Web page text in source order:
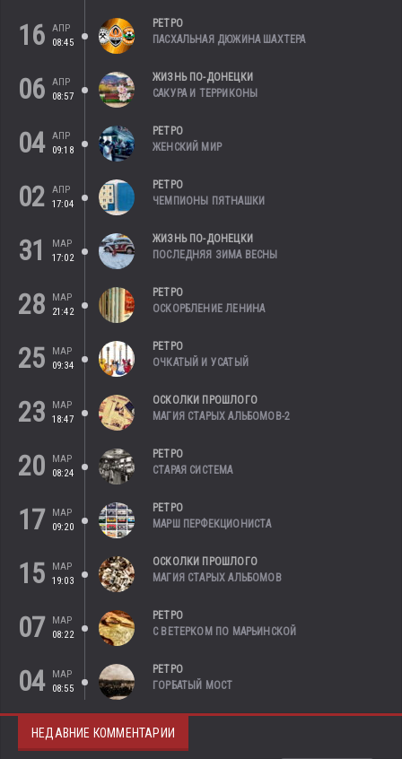
16
АПР
08:45
РЕТРО
ПАСХАЛЬНАЯ ДЮЖИНА ШАХТЕРА
06
АПР
08:57
ЖИЗНЬ ПО-ДОНЕЦКИ
САКУРА И ТЕРРИКОНЫ
04 АПР
09:18
РЕТРО
ЖЕНСКИЙ МИР
02
АПР
17:04
РЕТРО
ЧЕМПИОНЫ ПЯТНАШКИ
31
МАР
17:02
ЖИЗНЬ ПО-ДОНЕЦКИ
ПОСЛЕДНЯЯ ЗИМА ВЕСНЫ
28
МАР
21:42
РЕТРО
ОСКОРБЛЕНИЕ ЛЕНИНА
25
МАР
09:34
РЕТРО
ОЧКАТЫЙ И УСАТЫЙ
23
МАР
18:47
ОСКОЛКИ ПРОШЛОГО
МАГИЯ СТАРЫХ АЛЬБОМОВ-2
20
МАР
08:24
РЕТРО
СТАРАЯ СИСТЕМА
17
МАР
09:20
РЕТРО
МАРШ ПЕРФЕКЦИОНИСТА
15
МАР
19:03
ОСКОЛКИ ПРОШЛОГО
МАГИЯ СТАРЫХ АЛЬБОМОВ
07
МАР
08:22
РЕТРО
С ВЕТЕРКОМ ПО МАРЬИНСКОЙ
04
МАР
08:55
РЕТРО
ГОРБАТЫЙ МОСТ
НЕДАВНИЕ КОММЕНТАРИИ